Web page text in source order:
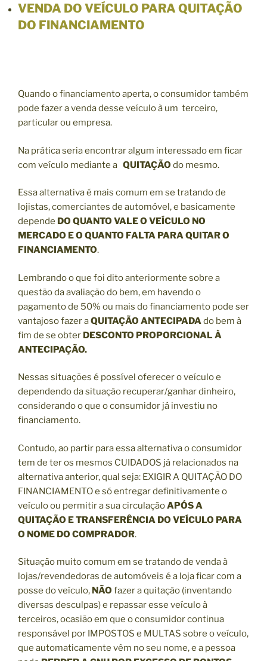
VENDA DO VEÍCULO PARA QUITAÇÃO
DO FINANCIAMENTO
Quando o financiamento aperta, o consumidor também
pode fazer a venda desse veículo à um terceiro,
particular ou empresa.
Na prática seria encontrar algum interessado em ficar
com veículo mediante a QUITAÇÃO do mesmo.
Essa alternativa é mais comum em se tratando de
lojistas, comerciantes de automóvel, e basicamente
depende DO QUANTO VALE O VEÍCULO NO
MERCADO E O QUANTO FALTA PARA QUITAR O
FINANCIAMENTO.
Lembrando o que foi dito anteriormente sobre a
questão da avaliação do bem, em havendo o
pagamento de 50% ou mais do financiamento pode ser
vantajoso fazer aQUITAÇÃO ANTECIPADAdo bem à
fim de se obter DESCONTO PROPORCIONAL À
ANTECIPAÇÃO.
Nessas situações é possível oferecer o veículo e
dependendo da situação recuperar/ganhar dinheiro,
considerando o que o consumidor já investiu no
financiamento.
Contudo, ao partir para essa alternativa o consumidor
tem de ter os mesmos CUIDADOS já relacionados na
alternativa anterior, qual seja: EXIGIR A QUITAÇÃO DO
FINANCIAMENTO e só entregar definitivamente o
veículo ou permitir a sua circulaçãoAPÓS A
QUITAÇÃO E TRANSFERÊNCIA DO VEÍCULO PARA
O NOME DO COMPRADOR.
Situação muito comum em se tratando de venda à
lojas/revendedoras de automóveis é a loja ficar com a
posse do veículo, NÃO fazer a quitação (inventando
diversas desculpas) e repassar esse veículo à
terceiros, ocasião em que o consumidor continua
responsável por IMPOSTOS e MULTAS sobre o veículo,
que automaticamente vêm no seu nome, e a pessoa